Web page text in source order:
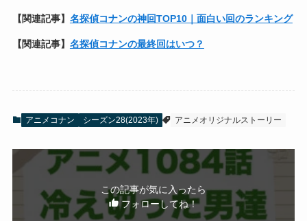
【関連記事】 名探偵コナンの神回TOP10｜面白い回のランキング
【関連記事】 名探偵コナンの最終回はいつ？
アニメコナン シーズン28(2023年) アニメオリジナルストーリー
この記事が気に入ったら
フォローしてね！